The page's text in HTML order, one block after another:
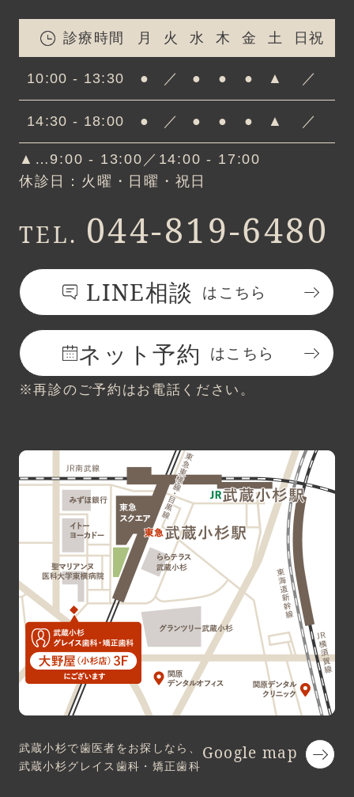
診療時間 月 火 水 木 金 土 日祝
10:00 - 13:30 ● ／ ● ● ● ▲ ／
14:30 - 18:00 ● ／ ● ● ● ▲ ／
▲…9:00 - 13:00／14:00 - 17:00
休診日：火曜・日曜・祝日
TEL. 044-819-6480
LINE相談 はこちら
ネット予約 はこちら
※再診のご予約はお電話ください。
Google map
武蔵小杉で歯医者をお探しなら、
武蔵小杉グレイス歯科・矯正歯科